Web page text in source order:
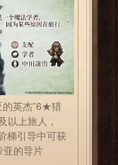
的英杰”6★猎
以上旅人，
梯引导中可获
亚的导片